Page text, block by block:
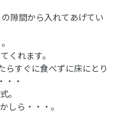
隙間から入れてあげてい
くれます。
らすぐに食べずに床にとり
・・
。
しら・・・。